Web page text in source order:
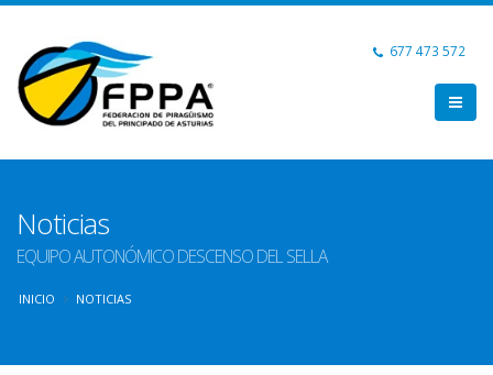
677 473 572
Noticias
EQUIPO AUTONÓMICO DESCENSO DEL SELLA
INICIO NOTICIAS